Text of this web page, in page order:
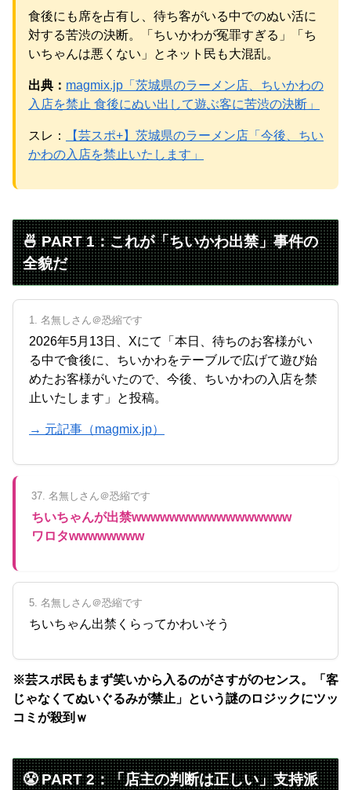
元AKB社長、22億円申告漏れ 乃木坂46運営会社の株式を
パチンコ京楽産業に譲渡【ノース・リバー】【窪田康志】
元AKB社長、22億円申告漏れ 乃木坂46運営会社の株式を
パチンコ京楽産業に譲渡【ノース・リバー】【窪田康志】
Powered by livedoor 相互RSS
食後にも席を占有し、待ち客がいる中でのぬい活に
対する苦渋の決断。「ちいかわが冤罪すぎる」「ち
いちゃんは悪くない」とネット民も大混乱。
出典： magmix.jp「茨城県のラーメン店、ちいかわの
入店を禁止 食後にぬい出して遊ぶ客に苦渋の決断」
スレ：
【芸スポ+】茨城県のラーメン店「今後、ちい
かわの入店を禁止いたします」
🍜 PART 1：これが「ちいかわ出禁」事件の
全貌だ
1. 名無しさん＠恐縮です
2026年5月13日、Xにて「本日、待ちのお客様がい
る中で食後に、ちいかわをテーブルで広げて遊び始
めたお客様がいたので、今後、ちいかわの入店を禁
止いたします」と投稿。
→ 元記事（magmix.jp）
37. 名無しさん＠恐縮です
ちいちゃんが出禁wwwwwwwwwwwwwwwww
ワロタwwwwwwww
5. 名無しさん＠恐縮です
ちいちゃん出禁くらってかわいそう
※芸スポ民もまず笑いから入るのがさすがのセンス。「客
じゃなくてぬいぐるみが禁止」という謎のロジックにツッ
コミが殺到ｗ
😤 PART 2：「店主の判断は正しい」支持派